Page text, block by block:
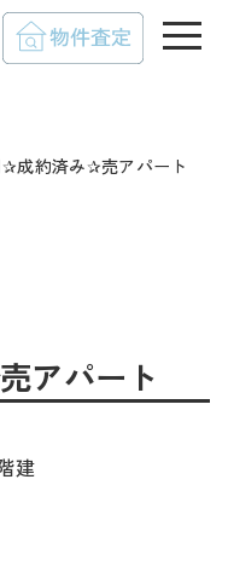
✰成約済み✰売アパート
アパート
建